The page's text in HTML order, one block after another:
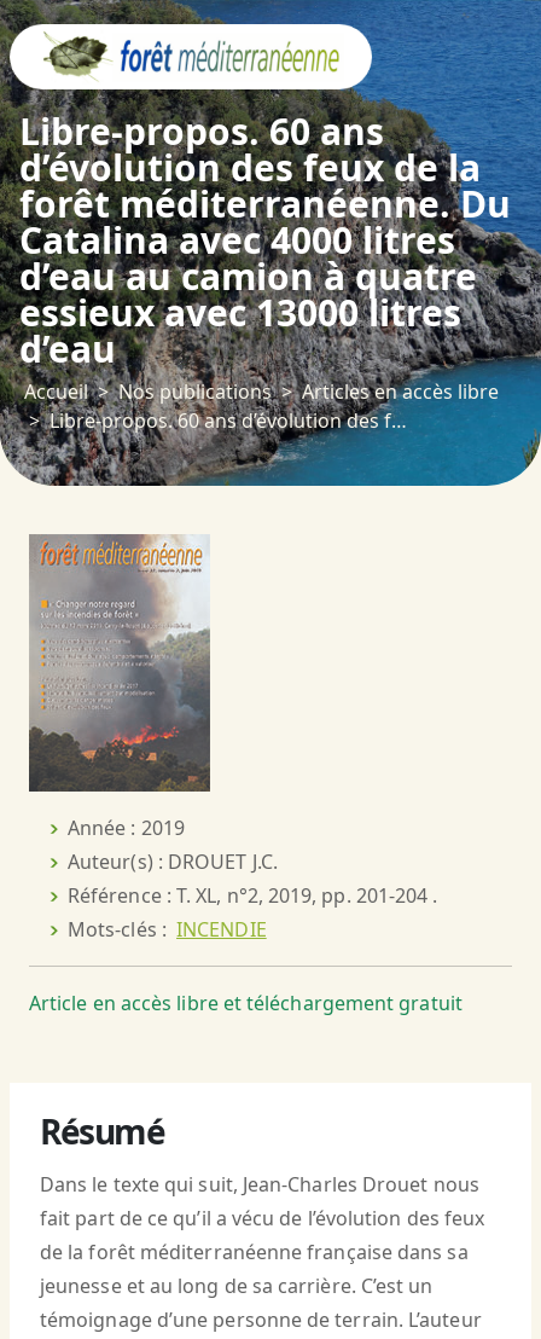
Libre-propos. 60 ans
d’évolution des feux de la
forêt méditerranéenne. Du
Catalina avec 4000 litres
d’eau au camion à quatre
essieux avec 13000 litres
d’eau
Accueil Nos publications
Articles en accès libre
Libre-propos. 60 ans d’évolution des feux de la forêt méditerranéenne. Du Catalina avec 4000 litres d’eau au camion à quatre essieux avec 13000 litres d’eau
Année : 2019
Auteur(s) : DROUET J.C.
Référence : T. XL, n°2, 2019, pp. 201-204 .
Mots-clés :INCENDIE
Article en accès libre et téléchargement gratuit
Résumé
Dans le texte qui suit, Jean-Charles Drouet nous
fait part de ce qu’il a vécu de l’évolution des feux
de la forêt méditerranéenne française dans sa
jeunesse et au long de sa carrière. C’est un
témoignage d’une personne de terrain. L’auteur
Panneau de gestion des cookies